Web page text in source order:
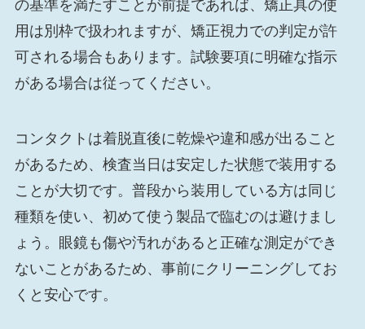
の基準を満たすことが前提であれば、矯正具の使
用は別枠で扱われますが、矯正視力での判定が許
可される場合もあります。試験要項に明確な指示
がある場合は従ってください。
コンタクトは着脱直後に乾燥や違和感が出ること
があるため、検査当日は安定した状態で装用する
ことが大切です。普段から装用している方は同じ
種類を使い、初めて使う製品で臨むのは避けまし
ょう。眼鏡も傷や汚れがあると正確な測定ができ
ないことがあるため、事前にクリーニングしてお
くと安心です。